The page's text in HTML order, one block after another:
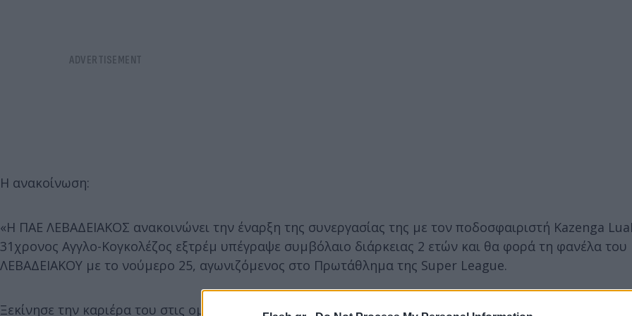
Η ανακοίνωση:
«Η ΠΑΕ ΛΕΒΑΔΕΙΑΚΟΣ ανακοινώνει την έναρξη της συνεργασίας της με τον ποδοσφαιριστή Kazenga
31χρονος Αγγλο-Κογκολέζος εξτρέμ υπέγραψε συμβόλαιο διάρκειας 2 ετών και θα φορά τη φανέλα του
ΛΕΒΑΔΕΙΑΚΟΥ με το νούμερο 25, αγωνιζόμενος στο Πρωτάθλημα της Super League.
Ξεκίνησε την καριέρα του στις ομάδες υποδομής της Newcastle, με τη φανέλα της οποίας έκανε και το